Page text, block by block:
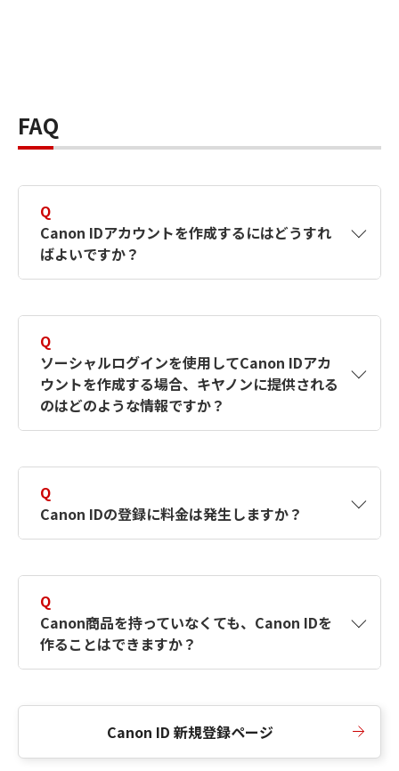
FAQ
Q
Canon IDアカウントを作成するにはどうすれ
ばよいですか？
す。詳しい作成方法は【カメラ】Canon IDとは
何ですか？Canon IDの作成方法は？をご確認く
ださい。
Q
ソーシャルログインを使用してCanon IDアカ
ウントを作成する場合、キヤノンに提供される
のはどのような情報ですか？
択したサービスから取得します。アカウントを
簡単に作成できるように、この情報を使用して
Canon IDの登録フォームを入力します。
Q
Canon IDの登録に料金は発生しますか？
Q
Canon商品を持っていなくても、Canon IDを
作ることはできますか？
Canon ID 新規登録ページ